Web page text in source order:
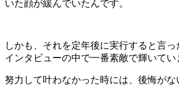
いた顔が緩んでいたんです。
しかも、それを定年後に実行すると言っ
インタビューの中で一番素敵で輝いてい
努力して叶わなかった時には、後悔がな